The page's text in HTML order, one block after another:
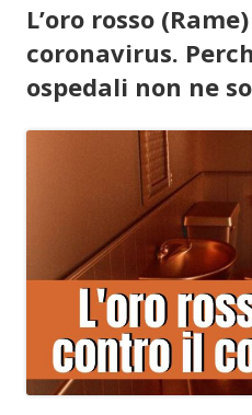
L’oro rosso
coronavirus.
ospedali non ne